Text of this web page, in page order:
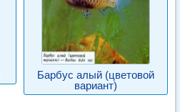
Барбус алый (цветовой
вариант)